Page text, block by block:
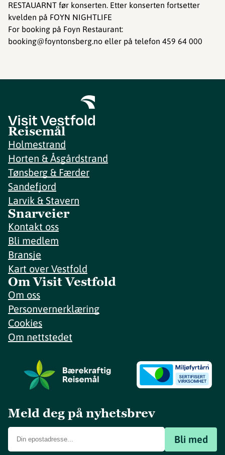
RESTAUARNT før konserten. Etter konserten fortsetter
kvelden på FOYN NIGHTLIFE
For booking på Foyn Restaurant:
booking@foyntonsberg.no eller på telefon 459 64 000
Reisemål
Holmestrand
Horten & Åsgårdstrand
Tønsberg & Færder
Sandefjord
Larvik & Stavern
Snarveier
Kontakt oss
Bli medlem
Bransje
Kart over Vestfold
Om Visit Vestfold
Om oss
Personvernerklæring
Cookies
Om nettstedet
Meld deg på nyhetsbrev
Bli med